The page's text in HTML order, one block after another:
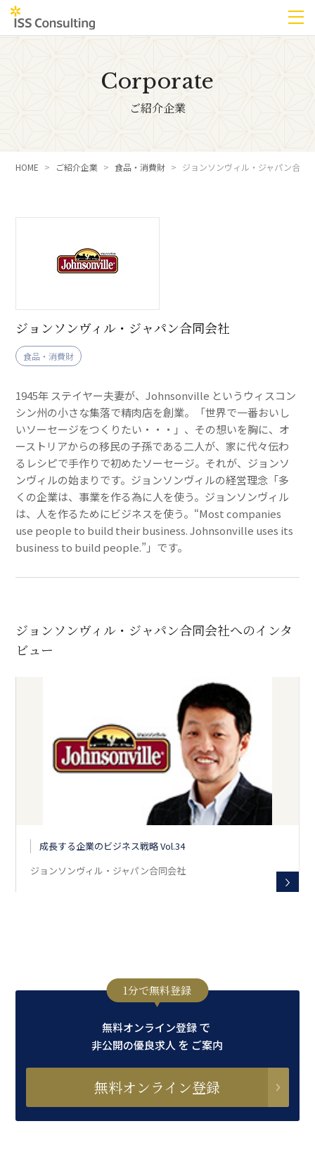
Corporate
ご紹介企業
HOME ご紹介企業 食品・消費財 ジョンソンヴィル・ジャパン合同
ジョンソンヴィル・ジャパン合同会社
食品・消費財
1945年 ステイヤー夫妻が、Johnsonville というウィスコン
シン州の小さな集落で精肉店を創業。「世界で一番おいし
いソーセージをつくりたい・・・」、その想いを胸に、オ
ーストリアからの移民の子孫である二人が、家に代々伝わ
るレシピで手作りで初めたソーセージ。それが、ジョンソ
ンヴィルの始まりです。ジョンソンヴィルの経営理念「多
くの企業は、事業を作る為に人を使う。ジョンソンヴィル
は、人を作るためにビジネスを使う。“Most companies
use people to build their business. Johnsonville uses its
business to build people.”」です。
ジョンソンヴィル・ジャパン合同会社へのインタ
ビュー
成長する企業のビジネス戦略 Vol.34
ジョンソンヴィル・ジャパン合同会社
1分で無料登録
無料オンライン登録で
非公開の優良求人 を ご案内
無料オンライン登録